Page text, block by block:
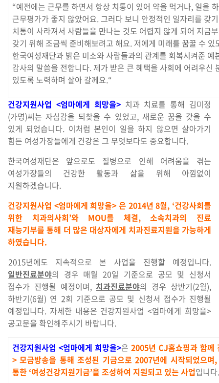
“예전에는 근무를 하면서 항상 치통이 있어 약을 먹거나, 일을
근무평가가 좋지 않았어요. 그러다 보니 안정적인 일자리를 갖
치통이 사라져서 사람들을 만나는 것도 어렵지 않게 되어 지금
갖기 위해 조금씩 준비해보려고 해요. 저에게 미래를 꿈꿀 수 있
한국여성재단과 밝은 미소와 사람들과의 관계를 회복시켜준 예
감사의 말씀을 전합니다. 제가 받은 큰 혜택을 사회에 어려우신
있도록 노력하며 살아 갈께요.“
건강지원사업 <엄마에게 희망을>치과 치료를 통해 김미정
(가명)씨는 자심감을 되찾을 수 있었고, 새로운 꿈을 갖을 수
있게 되었습니다. 이처럼 본인이 일을 하지 않으면 살아가기
힘든 여성가장들에게 건강은 그 무엇보다도 중요합니다.
한국여성재단은 앞으로도 질병으로 인해 어려움을 겪는
여성가장들의 건강한 활동과 삶을 위해 아낌없이
지원하겠습니다.
건강지원사업 <엄마에게 희망을> 은 2014년 8월, ‘건강사회를
위한 치과의사회’와 MOU를 체결, 소속치과의 진료
재능기부를 통해 더 많은 대상자에게 치과진료지원을 가능하게
하였습니다.
2015년에도 지속적으로 본 사업을 진행할 예정입니다.
일반진료분야의 경우 매월 20일 기준으로 공모 및 신청서
접수가 진행될 예정이며, 치과진료분야의 경우 상반기(2월),
하반기(6월) 연 2회 기준으로 공모 및 신청서 접수가 진행될
예정입니다. 자세한 내용은 건강지원사업 <엄마에게 희망을>
공고문을 확인해주시기 바랍니다.
건강지원사업 <엄마에게 희망을>은 2005년 CJ홈쇼핑과 함께
> 모금방송을 통해 조성된 기금으로 2007년에 시작되었으며
통한 ‘여성건강지원기금’을 조성하여 지원되고 있는 사업입니다.